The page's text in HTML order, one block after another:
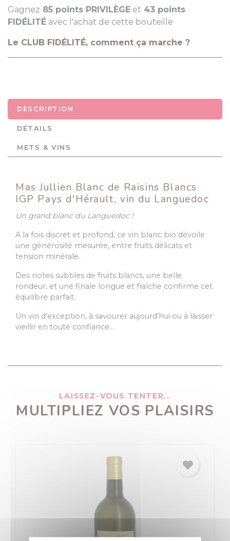
Gagnez 85 points PRIVILÈGE et 43 points
FIDÉLITÉ avec l'achat de cette bouteille
Le CLUB FIDÉLITÉ, comment ça marche ?
DESCRIPTION
DÉTAILS
METS & VINS
Mas Jullien Blanc de Raisins Blancs
IGP Pays d'Hérault, vin du Languedoc
Un grand blanc du Languedoc!
A la fois discret et profond, ce vin blanc bio dévoile
une générosité mesurée, entre fruits délicats et
tension minérale.
Des notes subtiles de fruits blancs, une belle
rondeur, et une finale longue et fraîche confirme cet
équilibre parfait.
Un vin d’exception, à savourer aujourd’hui ou à laisser
vieillir en toute confiance…
LAISSEZ-VOUS TENTER...
MULTIPLIEZ VOS PLAISIRS